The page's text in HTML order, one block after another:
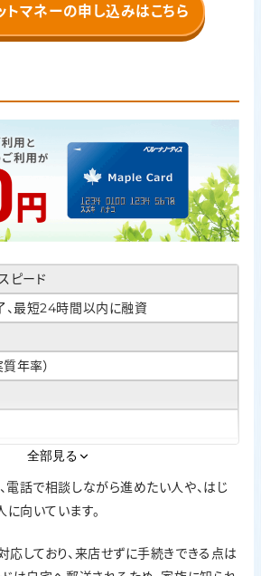
マネーの申し込みはこちら
ピード
最短24時間以内に融資
年率）
対応。契約手続きはインターネットと電
宅へ郵送
あり。ただし勤務先へ事前確認なく連
当者の個人名で連絡
全部見る
電話で相談しながら進めたい人や、はじ
向いています。
応しており、来店せずに手続きできる点は